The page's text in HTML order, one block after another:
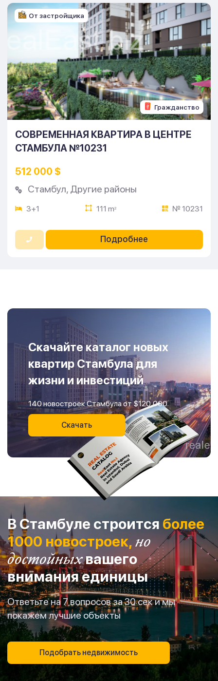
Гражданство
От застройщика
СОВРЕМЕННАЯ КВАРТИРА В ЦЕНТРЕ
СТАМБУЛА №10231
512 000 $
Стамбул, Другие районы
3+1 111 m2 № 10231
Подробнее
Скачайте каталог новых
квартир Стамбула для
жизни и инвестиций
140 новостроек Стамбула от $120,000
Скачать
В Стамбуле строится более
1000 новостроек,но
достойныхвашего
внимания единицы
Ответьте на 7 вопросов за 30 сек и мы
покажем лучшие объекты
Подобрать недвижимость